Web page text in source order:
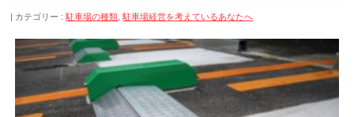
カテゴリー :駐車場の種類 ,駐車場経営を考えているあなたへ